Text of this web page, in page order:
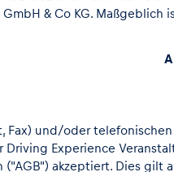
GmbH & Co KG.
und/oder
Experience
akzeptiert. Dies gilt